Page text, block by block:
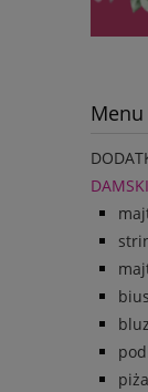
Menu